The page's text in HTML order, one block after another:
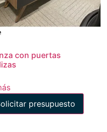
con puertas
presupuesto